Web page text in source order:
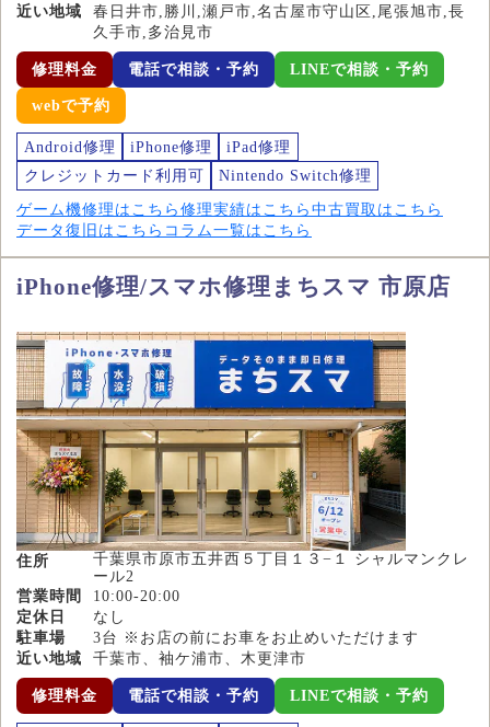
近い地域
春日井市,勝川,瀬戸市,名古屋市守山区,尾張旭市,長
久手市,多治見市
修理料金 電話で相談・予約 LINEで相談・予約
webで予約
Android修理 iPhone修理
iPad修理
クレジットカード利用可
Nintendo Switch修理
ゲーム機修理はこちら 修理実績はこちら 中古買取はこちら
データ復旧はこちら コラム一覧はこちら
iPhone修理/スマホ修理まちスマ 市原店
住所
千葉県市原市五井西５丁目１３−１ シャルマンクレ
ール2
営業時間
10:00-20:00
定休日
なし
駐車場
3台 ※お店の前にお車をお止めいただけます
近い地域
千葉市、袖ケ浦市、木更津市
修理料金 電話で相談・予約 LINEで相談・予約